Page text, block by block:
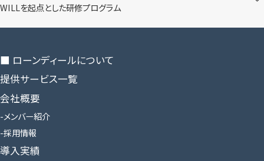
WILLを​起点とした​研修プログラム
■ ローンディールに​ついて
提供サービス一覧
会社概要
メンバー紹介
採用情報
導入実績